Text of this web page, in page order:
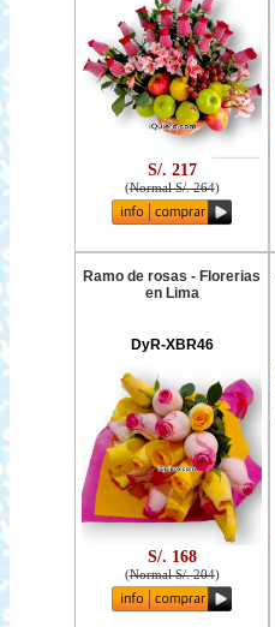
S/. 217
(Normal S/. 264)
Ramo de rosas - Florerias
en Lima
DyR-XBR46
S/. 168
(Normal S/. 204)